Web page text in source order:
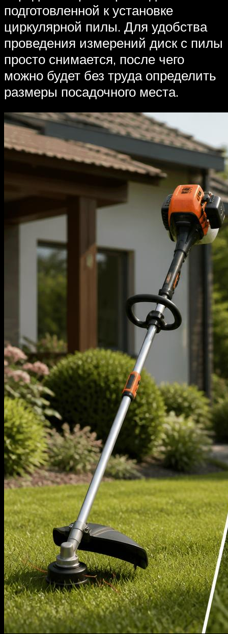
подготовленной к установке
циркулярной пилы. Для удобства
проведения измерений диск с пилы
просто снимается, после чего
можно будет без труда определить
размеры посадочного места.